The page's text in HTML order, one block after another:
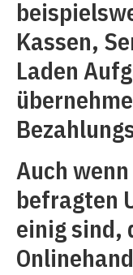
Kassen,
Laden
Auch
befragten
einig sind,